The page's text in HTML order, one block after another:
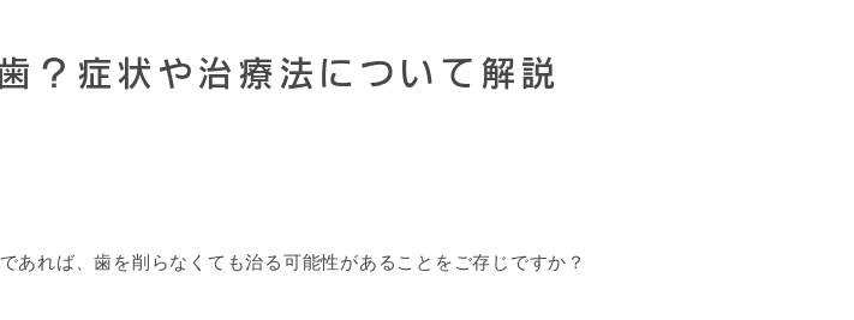
？症状や治療法について解説
れば、歯を削らなくても治る可能性があることをご存じですか？